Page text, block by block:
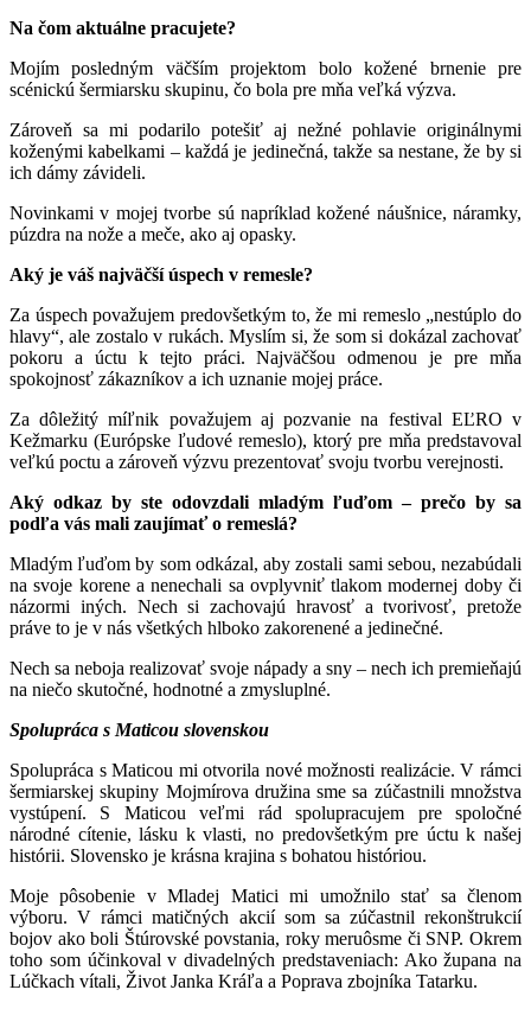
Na čom aktuálne pracujete?
Mojím posledným väčším projektom bolo kožené brnenie pre
scénickú šermiarsku skupinu, čo bola pre mňa veľká výzva.
Zároveň sa mi podarilo potešiť aj nežné pohlavie originálnymi
koženými kabelkami – každá je jedinečná, takže sa nestane, že by si
ich dámy závideli.
Novinkami v mojej tvorbe sú napríklad kožené náušnice, náramky,
púzdra na nože a meče, ako aj opasky.
Aký je váš najväčší úspech v remesle?
Za úspech považujem predovšetkým to, že mi remeslo „nestúplo do
hlavy“, ale zostalo v rukách. Myslím si, že som si dokázal zachovať
pokoru a úctu k tejto práci. Najväčšou odmenou je pre mňa
spokojnosť zákazníkov a ich uznanie mojej práce.
Za dôležitý míľnik považujem aj pozvanie na festival EĽRO v
Kežmarku (Európske ľudové remeslo), ktorý pre mňa predstavoval
veľkú poctu a zároveň výzvu prezentovať svoju tvorbu verejnosti.
Aký odkaz by ste odovzdali mladým ľuďom – prečo by sa
podľa vás mali zaujímať o remeslá?
Mladým ľuďom by som odkázal, aby zostali sami sebou, nezabúdali
na svoje korene a nenechali sa ovplyvniť tlakom modernej doby či
názormi iných. Nech si zachovajú hravosť a tvorivosť, pretože
práve to je v nás všetkých hlboko zakorenené a jedinečné.
Nech sa neboja realizovať svoje nápady a sny – nech ich premieňajú
na niečo skutočné, hodnotné a zmysluplné.
Spolupráca s Maticou slovenskou
Spolupráca s Maticou mi otvorila nové možnosti realizácie. V rámci
šermiarskej skupiny Mojmírova družina sme sa zúčastnili množstva
vystúpení. S Maticou veľmi rád spolupracujem pre spoločné
národné cítenie, lásku k vlasti, no predovšetkým pre úctu k našej
histórii. Slovensko je krásna krajina s bohatou históriou.
Moje pôsobenie v Mladej Matici mi umožnilo stať sa členom
výboru. V rámci matičných akcií som sa zúčastnil rekonštrukcií
bojov ako boli Štúrovské povstania, roky meruôsme či SNP. Okrem
toho som účinkoval v divadelných predstaveniach: Ako župana na
Lúčkach vítali, Život Janka Kráľa a Poprava zbojníka Tatarku.